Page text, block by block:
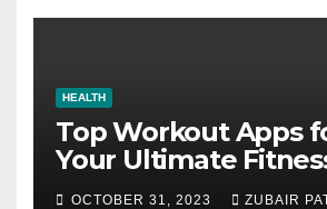
HEALTH
Top Workout Apps
Your Ultimate
Companions
OCTOBER 31, 2023 ZUBAIR